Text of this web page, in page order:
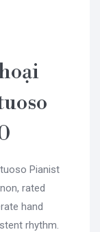
Pianist
rated
hand
rhythm.